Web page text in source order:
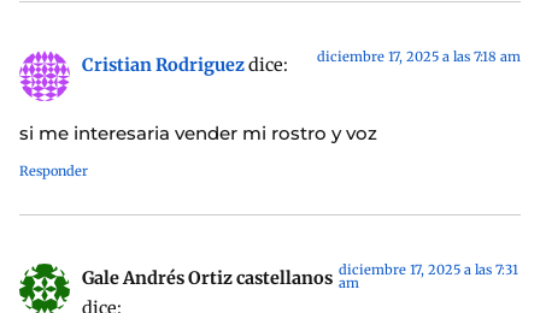
Cristian Rodriguezdice: diciembre 17, 2025 a las 7:18 am
si me interesaria vender mi rostro y voz
Responder
Gale Andrés Ortiz castellanos
dice:
diciembre 17, 2025 a las 7:31
am